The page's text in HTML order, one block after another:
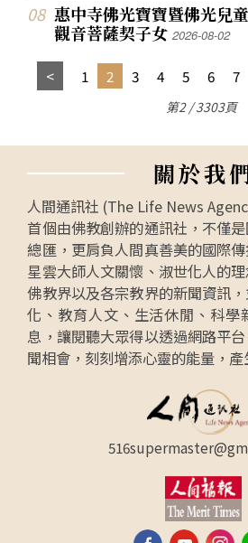
惠中寺佛光寶寶暨佛光兒
觀音菩薩契子女2026-08-02
1 2 3 4 5 6 7
第2 / 3303頁
關於我
人間通訊社 (The Life News
首個由佛教創辦的通訊社，不僅
總匯，更肩負人間真善美的國際
星雲大師人文關懷、淑世化人的
佛教界以及各宗教界的新聞資訊
化、教育人文、生活休閒、科學
息，讓閱聽大眾得以透過網路平
聞相會，刻刻增添心靈的能量，產